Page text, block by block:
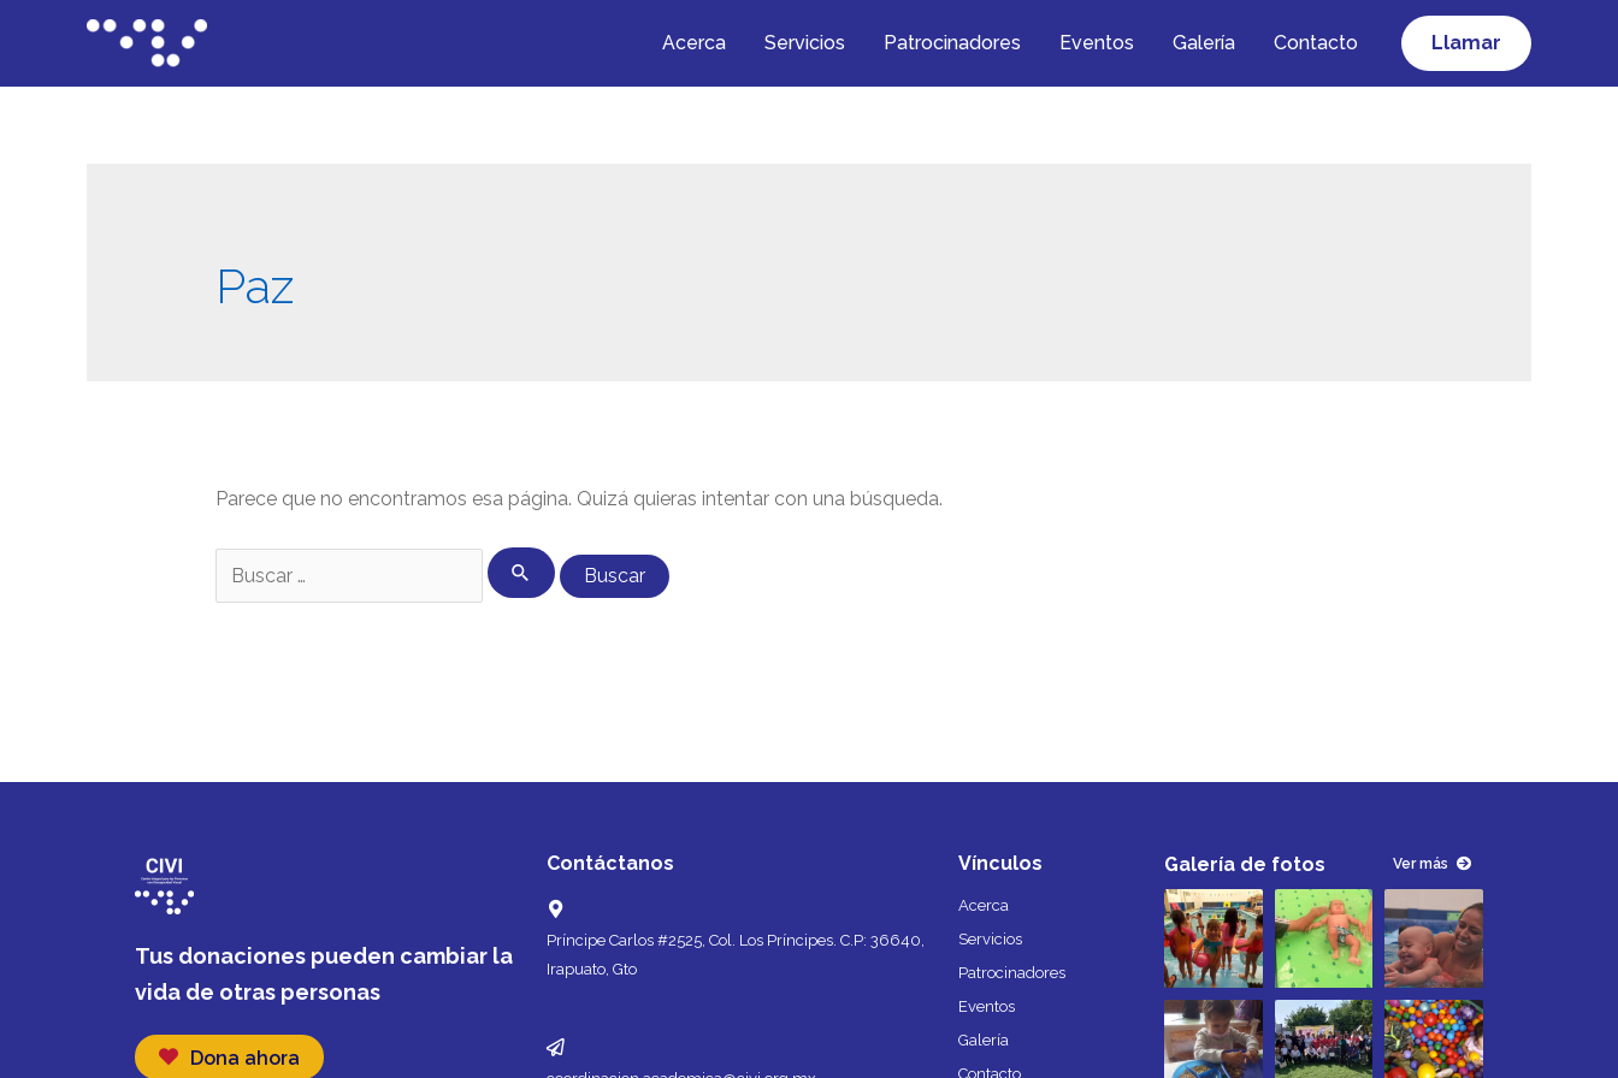
Acerca Servicios Patrocinadores Eventos Galería Contacto Llamar
Paz
Parece que no encontramos esa página. Quizá quieras intentar con una búsqueda.
Tus donaciones pueden cambiar la
vida de otras personas
Dona ahora
Contáctanos
Príncipe Carlos #2525, Col. Los Príncipes. C.P: 36640,
Irapuato, Gto
Vínculos
Acerca
Servicios
Patrocinadores
Eventos
Galería
Contacto
Galería de fotos Ver más